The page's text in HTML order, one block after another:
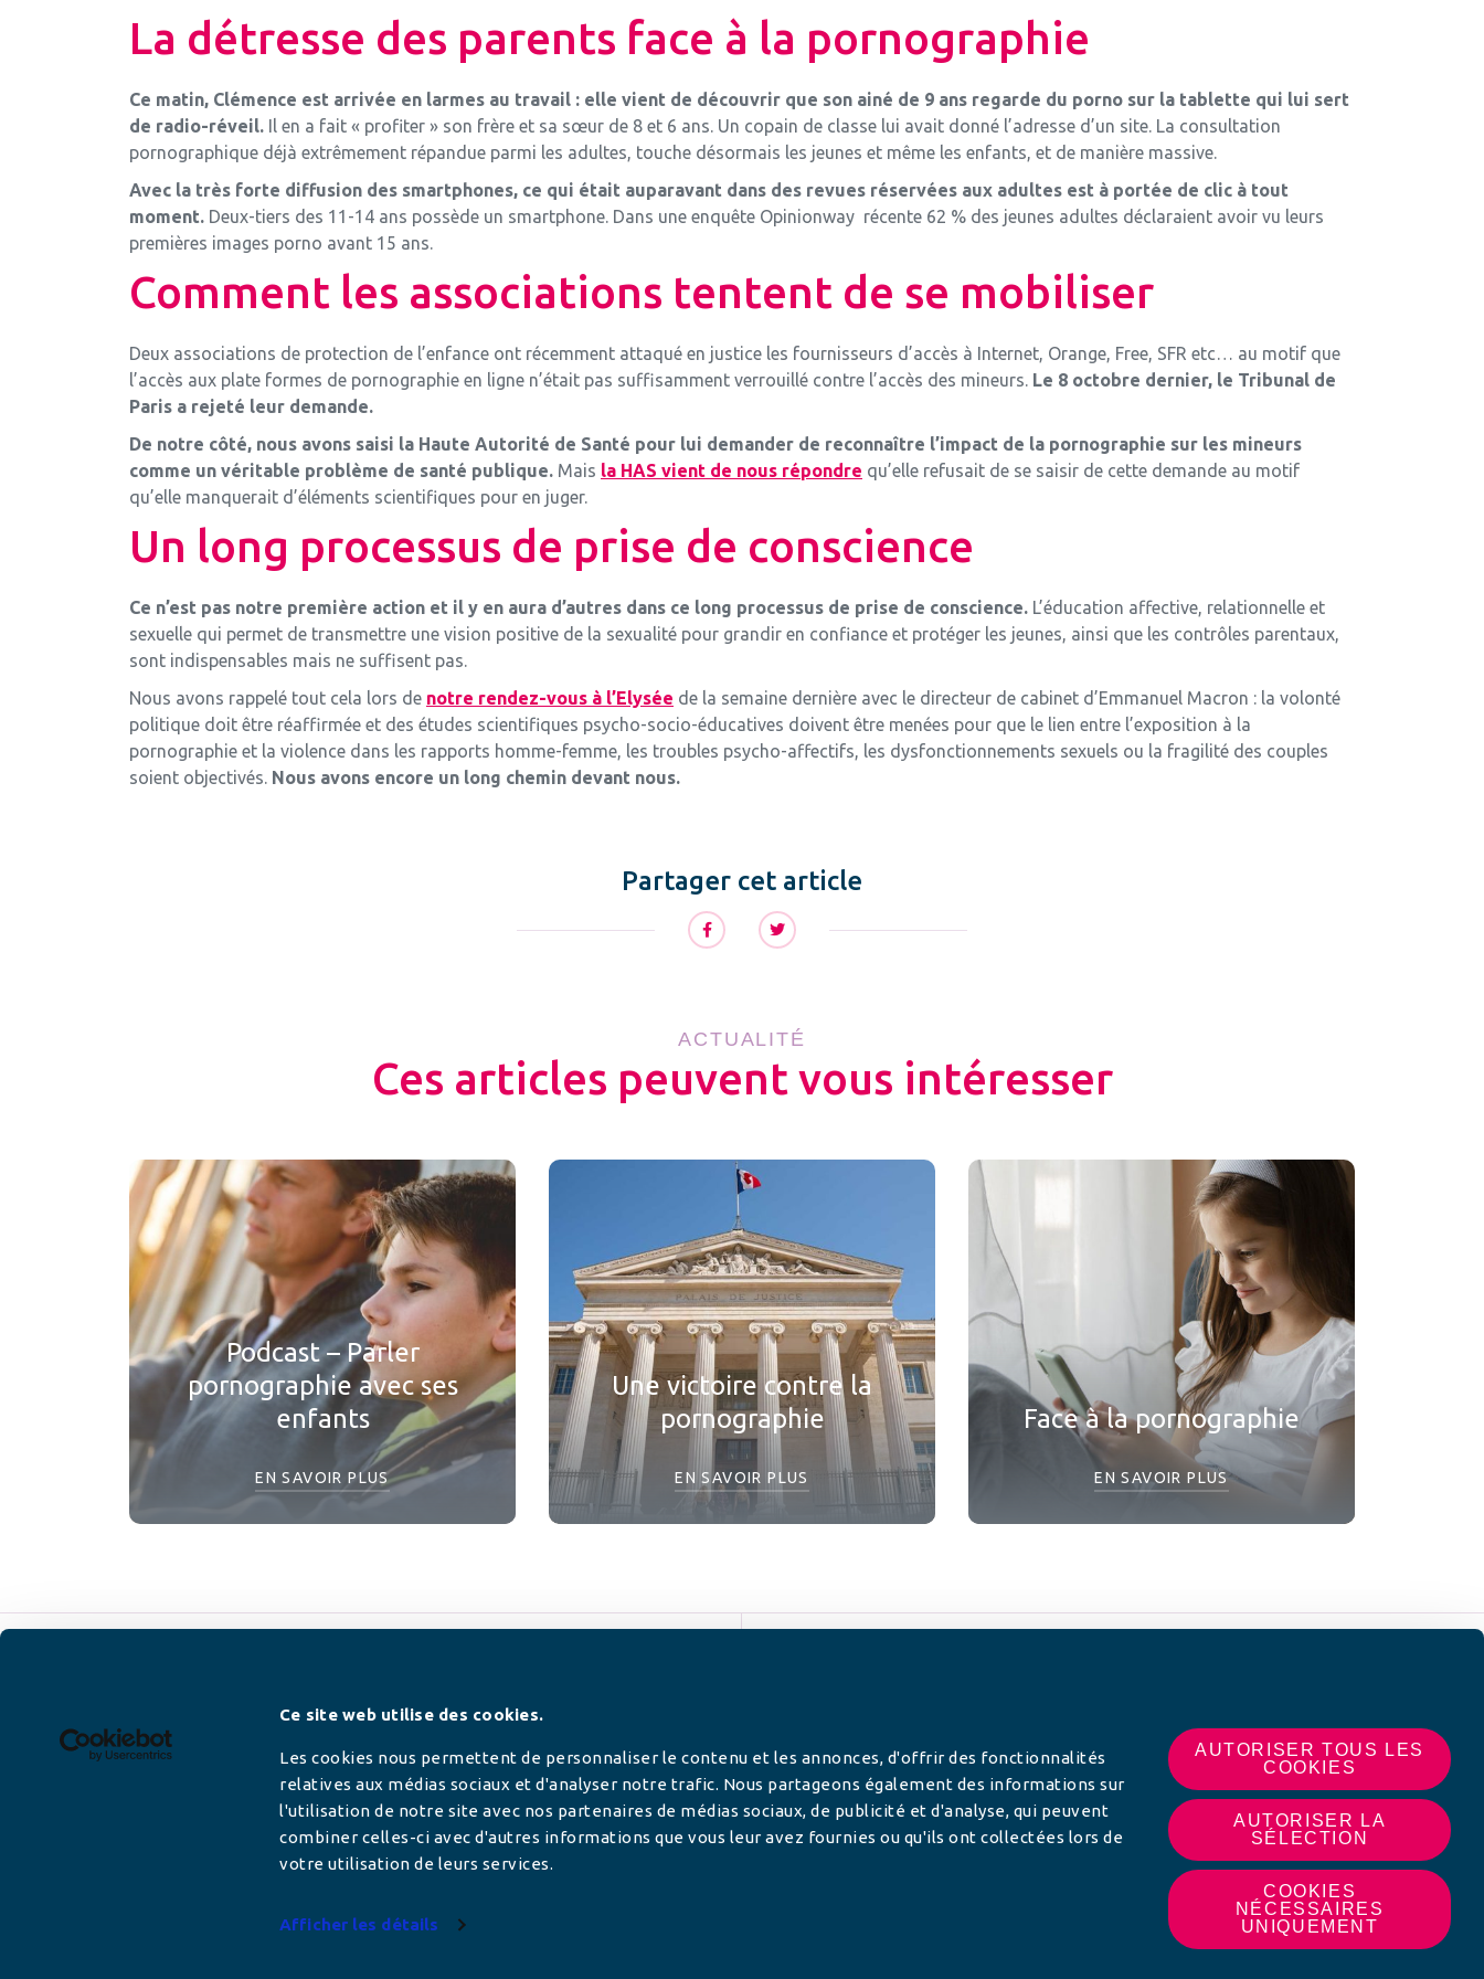
Ce site web utilise des cookies.
Les cookies nous permettent de personnaliser le contenu et les annonces, d'offrir des fonctionnalités
relatives aux médias sociaux et d'analyser notre trafic. Nous partageons également des informations sur
l'utilisation de notre site avec nos partenaires de médias sociaux, de publicité et d'analyse, qui peuvent
combiner celles-ci avec d'autres informations que vous leur avez fournies ou qu'ils ont collectées lors de
votre utilisation de leurs services.
Afficher les détails
AUTORISER TOUS LES
COOKIES
AUTORISER LA
SÉLECTION
COOKIES
NÉCESSAIRES
UNIQUEMENT
La détresse des parents face à la pornographie
Ce matin, Clémence est arrivée en larmes au travail : elle vient de découvrir que son ainé de 9 ans regarde du porno sur la tablette qui lui sert
de radio-réveil. Il en a fait « profiter » son frère et sa sœur de 8 et 6 ans. Un copain de classe lui avait donné l’adresse d’un site. La consultation
pornographique déjà extrêmement répandue parmi les adultes, touche désormais les jeunes et même les enfants, et de manière massive.
Avec la très forte diffusion des smartphones, ce qui était auparavant dans des revues réservées aux adultes est à portée de clic à tout
moment. Deux-tiers des 11-14 ans possède un smartphone. Dans une enquête Opinionway récente 62 % des jeunes adultes déclaraient avoir vu leurs
premières images porno avant 15 ans.
Comment les associations tentent de se mobiliser
Deux associations de protection de l’enfance ont récemment attaqué en justice les fournisseurs d’accès à Internet, Orange, Free, SFR etc… au motif que
l’accès aux plate formes de pornographie en ligne n’était pas suffisamment verrouillé contre l’accès des mineurs. Le 8 octobre dernier, le Tribunal de
Paris a rejeté leur demande.
De notre côté, nous avons saisi la Haute Autorité de Santé pour lui demander de reconnaître l’impact de la pornographie sur les mineurs
comme un véritable problème de santé publique. Mais la HAS vient de nous répondre qu’elle refusait de se saisir de cette demande au motif
qu’elle manquerait d’éléments scientifiques pour en juger.
Un long processus de prise de conscience
Ce n’est pas notre première action et il y en aura d’autres dans ce long processus de prise de conscience. L’éducation affective, relationnelle et
sexuelle qui permet de transmettre une vision positive de la sexualité pour grandir en confiance et protéger les jeunes, ainsi que les contrôles parentaux,
sont indispensables mais ne suffisent pas.
Nous avons rappelé tout cela lors de notre rendez-vous à l’Elysée de la semaine dernière avec le directeur de cabinet d’Emmanuel Macron : la volonté
politique doit être réaffirmée et des études scientifiques psycho-socio-éducatives doivent être menées pour que le lien entre l’exposition à la
pornographie et la violence dans les rapports homme-femme, les troubles psycho-affectifs, les dysfonctionnements sexuels ou la fragilité des couples
soient objectivés. Nous avons encore un long chemin devant nous.
Partager cet article
ACTUALITÉ
Ces articles peuvent vous intéresser
Podcast – Parler
pornographie avec ses
enfants
EN SAVOIR PLUS
Une victoire contre la
pornographie
EN SAVOIR PLUS
Face à la pornographie
EN SAVOIR PLUS
Newsletter